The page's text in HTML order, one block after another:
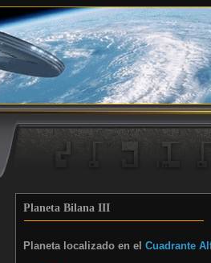
Planeta Bilana III
Planeta localizado en elCuadrante